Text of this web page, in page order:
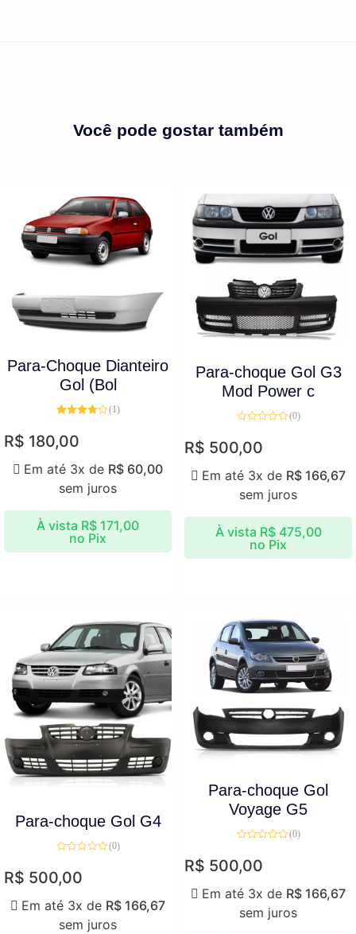
Você pode gostar também
Para-Choque Dianteiro
Gol (Bol
4.00de 5
(1)
R$ 180,00
À vista R$ 171,00
no Pix
Em até 3x de R$ 60,00
sem juros
Para-choque Gol G3
Mod Power c
0
de
5
(0)
R$ 500,00
À vista R$475,00
no Pix
Em até 3x de R$ 166,67
sem juros
Para-choque Gol G4
de
5
(0)
R$ 500,00
Em até 3x de R$ 166,67
sem juros
Para-choque Gol
Voyage G5
de
5
(0)
R$ 500,00
Em até 3x de R$ 166,67
sem juros